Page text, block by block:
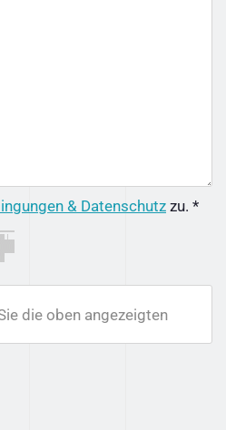
& Datenschutzzu. *
die oben angezeigten